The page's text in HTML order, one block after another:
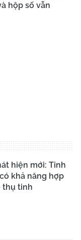
hộp số vẫn
hiện mới: Tinh
khả năng hợp
thụ tinh